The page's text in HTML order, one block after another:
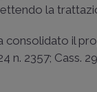
la
consolidato il
n. 2357; Cass.